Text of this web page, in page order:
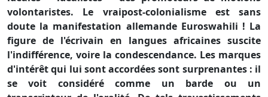
volontaristes. Le vraipost-colonialisme est sans
doute la manifestation allemande Euroswahili ! La
figure de l'écrivain en langues africaines suscite
l'indifférence, voire la condescendance. Les marques
d'intérêt qui lui sont accordées sont surprenantes : il
se voit considéré comme un barde ou un